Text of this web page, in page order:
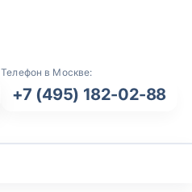
Телефон в Москве:
+7 (495) 182-02-88